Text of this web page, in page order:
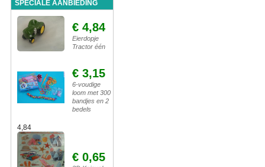
SPECIALE AANBIEDING
€ 4,84
Eierdopje
Tractor één
€ 3,15
6-voudige
loom met 300
bandjes en 2
bedels
4,84
€ 0,65